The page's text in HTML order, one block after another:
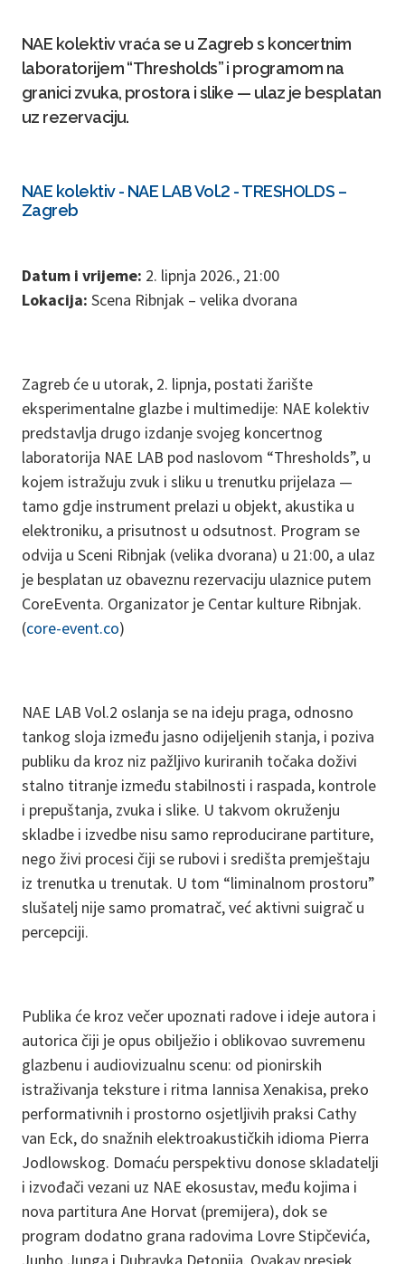
NAE kolektiv vraća se u Zagreb s koncertnim
laboratorijem “Thresholds” i programom na
granici zvuka, prostora i slike — ulaz je besplatan
uz rezervaciju.
NAE kolektiv - NAE LAB Vol.2 - TRESHOLDS –
Zagreb
Datum i vrijeme: 2. lipnja 2026., 21:00
Lokacija: Scena Ribnjak – velika dvorana
Zagreb će u utorak, 2. lipnja, postati žarište
eksperimentalne glazbe i multimedije: NAE kolektiv
predstavlja drugo izdanje svojeg koncertnog
laboratorija NAE LAB pod naslovom “Thresholds”, u
kojem istražuju zvuk i sliku u trenutku prijelaza —
tamo gdje instrument prelazi u objekt, akustika u
elektroniku, a prisutnost u odsutnost. Program se
odvija u Sceni Ribnjak (velika dvorana) u 21:00, a ulaz
je besplatan uz obaveznu rezervaciju ulaznice putem
CoreEventa. Organizator je Centar kulture Ribnjak.
(core-event.co)
NAE LAB Vol.2 oslanja se na ideju praga, odnosno
tankog sloja između jasno odijeljenih stanja, i poziva
publiku da kroz niz pažljivo kuriranih točaka doživi
stalno titranje između stabilnosti i raspada, kontrole
i prepuštanja, zvuka i slike. U takvom okruženju
skladbe i izvedbe nisu samo reproducirane partiture,
nego živi procesi čiji se rubovi i središta premještaju
iz trenutka u trenutak. U tom “liminalnom prostoru”
slušatelj nije samo promatrač, već aktivni suigrač u
percepciji.
Publika će kroz večer upoznati radove i ideje autora i
autorica čiji je opus obilježio i oblikovao suvremenu
glazbenu i audiovizualnu scenu: od pionirskih
istraživanja teksture i ritma Iannisa Xenakisa, preko
performativnih i prostorno osjetljivih praksi Cathy
van Eck, do snažnih elektroakustičkih idioma Pierra
Jodlowskog. Domaću perspektivu donose skladatelji
i izvođači vezani uz NAE ekosustav, među kojima i
nova partitura Ane Horvat (premijera), dok se
program dodatno grana radovima Lovre Stipčevića,